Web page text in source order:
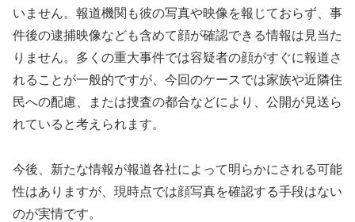
いません。報道機関も彼の写真や映像を報じておらず、事
件後の逮捕映像なども含めて顔が確認できる情報は見当た
りません。多くの重大事件では容疑者の顔がすぐに報道さ
れることが一般的ですが、今回のケースでは家族や近隣住
民への配慮、または捜査の都合などにより、公開が見送ら
れていると考えられます。
今後、新たな情報が報道各社によって明らかにされる可能
性はありますが、現時点では顔写真を確認する手段はない
のが実情です。